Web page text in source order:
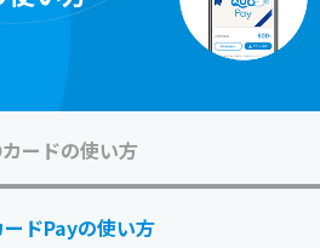
節・その
の贈り物
ードの使い方
ードPayの使い方